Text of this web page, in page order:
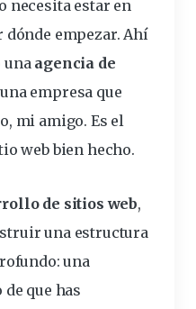
necesita estar en
dónde empezar. Ahí
una agencia de
empresa que
mi amigo. Es el
web bien hecho.
de sitios web,
una estructura
una
de que has